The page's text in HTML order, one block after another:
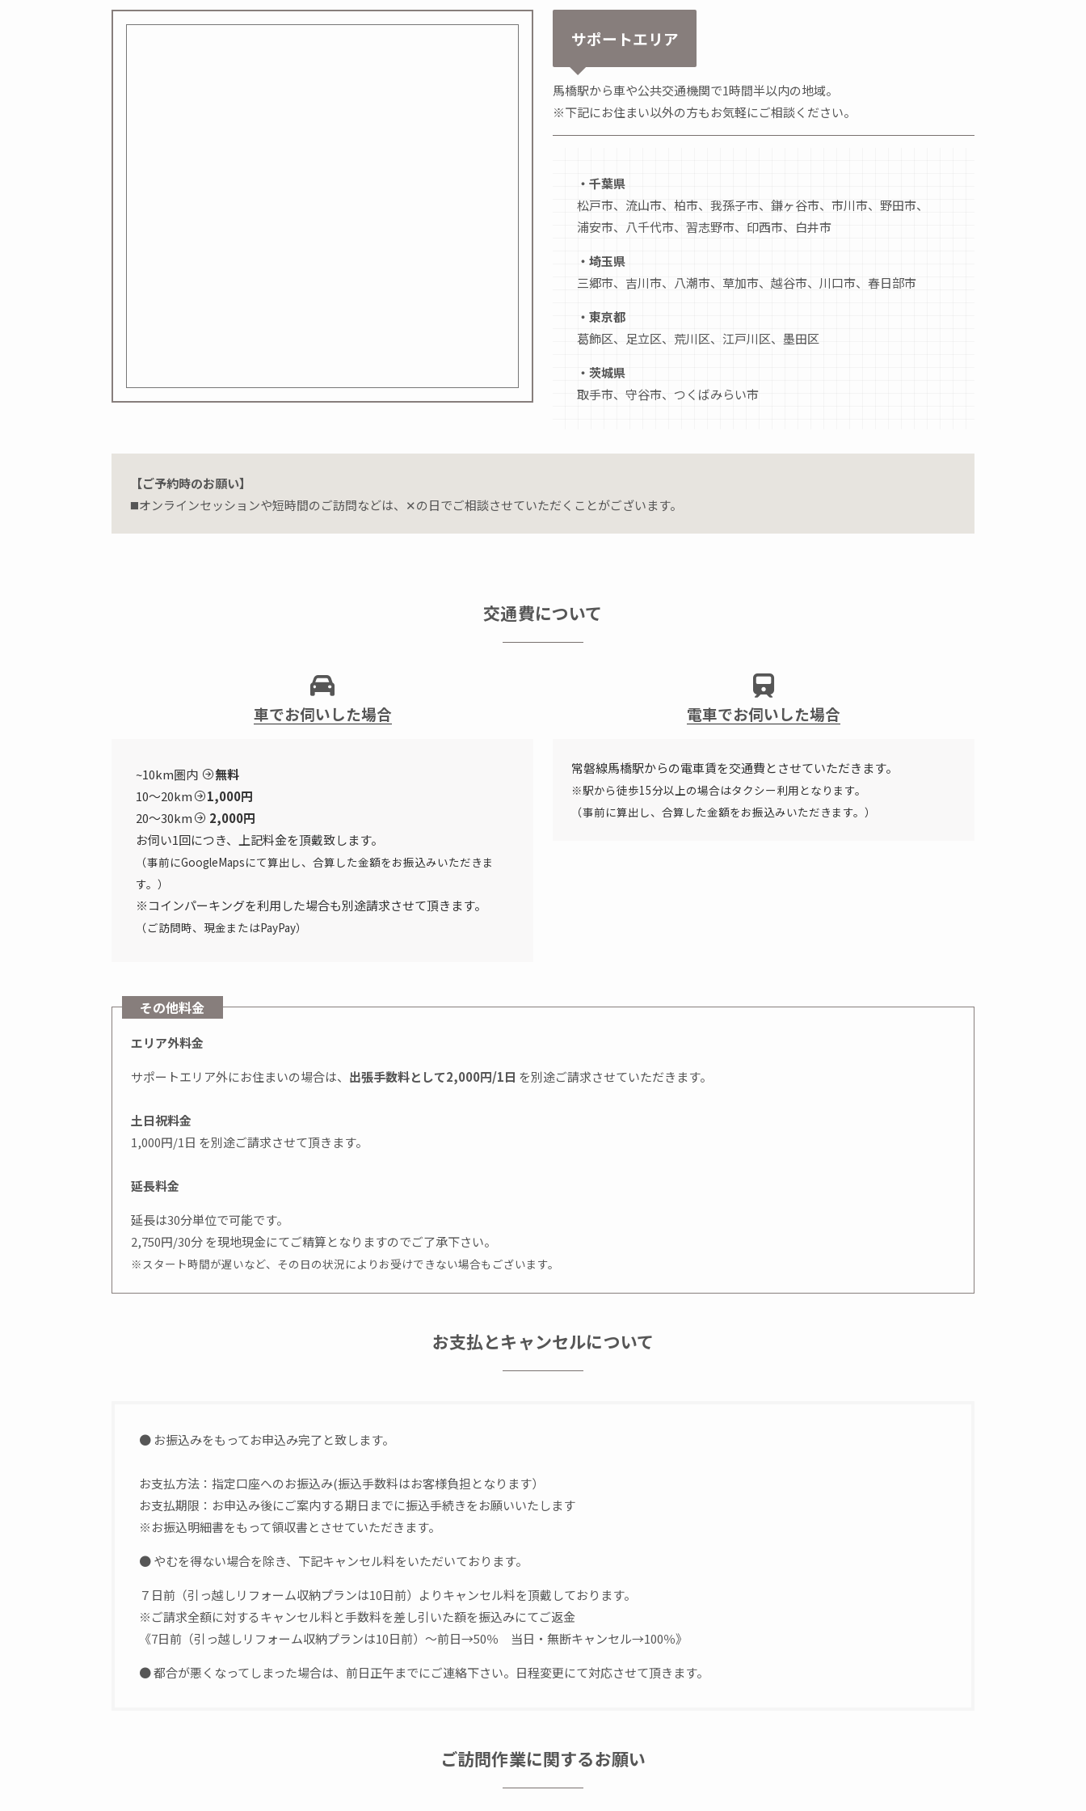
サポートエリア
馬橋駅から車や公共交通機関で1時間半以内の地域。
※下記にお住まい以外の方もお気軽にご相談ください。
・千葉県
松戸市、流山市、柏市、我孫子市、鎌ヶ谷市、市川市、野田市、
浦安市、八千代市、習志野市、印西市、白井市
・埼玉県
三郷市、吉川市、八潮市、草加市、越谷市、川口市、春日部市
・東京都
葛飾区、足立区、荒川区、江戸川区、墨田区
・茨城県
取手市、守谷市、つくばみらい市
【ご予約時のお願い】
◼️オンラインセッションや短時間のご訪問などは、✕の日でご相談させていただくことがございます。
交通費について
車でお伺いした場合
~10km圏内
無料
10～20km
1,000円
20～30km
2,000円
お伺い1回につき、上記料金を頂戴致します。
（事前にGoogleMapsにて算出し、合算した金額をお振込みいただきま
す。）
※コインパーキングを利用した場合も別途請求させて頂きます。
（ご訪問時、現金またはPayPay）
電車でお伺いした場合
常磐線馬橋駅からの電車賃を交通費とさせていただきます。
※駅から徒歩15分以上の場合はタクシー利用となります。
（事前に算出し、合算した金額をお振込みいただきます。）
その他料金
エリア外料金
サポートエリア外にお住まいの場合は、 出張手数料として2,000円/1日 を別途ご請求させていただきます。
土日祝料金
1,000円/1日 を別途ご請求させて頂きます。
延長料金
延長は30分単位で可能です。
2,750円/30分 を現地現金にてご精算となりますのでご了承下さい。
※スタート時間が遅いなど、その日の状況によりお受けできない場合もございます。
お支払とキャンセルについて
● お振込みをもってお申込み完了と致します。
お支払方法：指定口座へのお振込み(振込手数料はお客様負担となります）
お支払期限：お申込み後にご案内する期日までに振込手続きをお願いいたします
※お振込明細書をもって領収書とさせていただきます。
● やむを得ない場合を除き、下記キャンセル料をいただいております。
７日前（引っ越しリフォーム収納プランは10日前）よりキャンセル料を頂戴しております。
※ご請求全額に対するキャンセル料と手数料を差し引いた額を振込みにてご返金
《7日前（引っ越しリフォーム収納プランは10日前）～前日→50％ 当日・無断キャンセル→100％》
● 都合が悪くなってしまった場合は、前日正午までにご連絡下さい。日程変更にて対応させて頂きます。
ご訪問作業に関するお願い